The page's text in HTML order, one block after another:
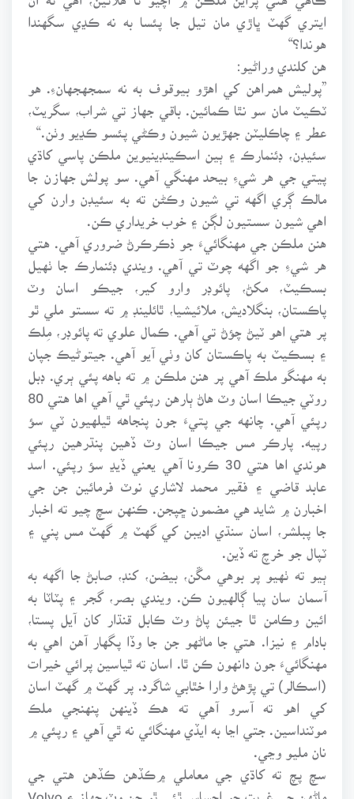
ايتري گهٽ ڀاڙي مان تيل جا پئسا به نه ڪڍي سگهندا
هوندا؟“
هن کلندي وراڻيو:
”پوليش همراهن کي اهڙو بيوقوف به نه سمجهجهانءِ. هو
ٽڪيٽ مان سو نٿا ڪمائين. باقي جهاز تي شراب، سگريٽ،
عطر ۽ چاڪليٽن جهڙيون شيون وڪڻي پئسو ڪڍيو وٺن.“
سئيڊن، ڊئنمارڪ ۽ ٻين اسڪينڊينيوين ملڪن پاسي کاڌي
پيتي جي هر شيءِ بيحد مهنگي آهي. سو پولش جهازن جا
مالڪ ڳري اگهه تي شيون وڪڻن ته به سئيڊن وارن کي
اهي شيون سستيون لڳن ۽ خوب خريداري ڪن.
هنن ملڪن جي مهنگائيءَ جو ذڪرڪرڻ ضروري آهي. هتي
هر شيءِ جو اگهه چوٽ تي آهي. ويندي ڊئنمارڪ جا ٺهيل
بسڪيٽ، مکڻ، پائوڊر وارو کير، جيڪو اسان وٽ
پاڪستان، بنگلاديش، ملائيشيا، ٿائلينڊ ۾ ته سستو ملي ٿو
پر هتي اهو ٽيڻ چؤڻ تي آهي. ڪمال علوي ته پائوڊر، مِلڪ
۽ بسڪيٽ به پاڪستان کان وٺي آيو آهي. جيتوڻيڪ جپان
به مهنگو ملڪ آهي پر هنن ملڪن ۾ ته باهه پئي ٻري. ڊبل
روٽي جيڪا اسان وٽ هاڻ ٻارهن رپئي ٿي آهي اها هتي 80
رپئي آهي. چانهه جي پتيءَ جون پنجاهه ٿيلهيون ٽي سؤ
رپيه. پارڪر مس جيڪا اسان وٽ ڏهين پنڌرهين رپئي
هوندي اها هتي 30 ڪرونا آهي يعني ڏيڍ سؤ رپئي. اسد
عابد قاضي ۽ فقير محمد لاشاري نوٽ فرمائين جن جي
اخبارن ۾ شايد هي مضمون ڇپجن. ڪنهن سچ چيو ته اخبار
جا پبلشر، اسان سنڌي اديبن کي گهٽ ۾ گهٽ مس پني ۽
ٽپال جو خرچ ته ڏين.
ٻيو ته ٺهيو پر بوهي مڱن، بيضن، کنڊ، صابڻ جا اگهه به
آسمان سان پيا ڳالهيون ڪن. ويندي بصر، گجر ۽ پٽاٽا به
ائين وڪامن ٿا جيئن پاڻ وٽ ڪابل قنڌار کان آيل پستا،
بادام ۽ نيزا. هتي جا ماڻهو جن جا وڏا پگهار آهن اهي به
مهنگائيءَ جون دانهون ڪن ٿا. اسان ته ٿياسين پرائي خيرات
(اسڪالر) تي پڙهڻ وارا خٿابي شاگرد. پر گهٽ ۾ گهٽ اسان
کي اهو ته آسرو آهي ته هڪ ڏينهن پنهنجي ملڪ
موٽنداسين. جتي اڃا به ايڏي مهنگائي نه ٿي آهي ۽ رپئي ۾
نان مليو وڃي.
سچ پچ ته کاڌي جي معاملي ۾ڪڏهن ڪڏهن هتي جي
ماڻهن جي غربت جو احساس ٿئي ٿو جن وٽ جهاز ۽ Volvo